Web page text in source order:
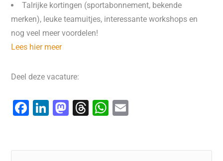
Talrijke kortingen (sportabonnement, bekende
merken), leuke teamuitjes, interessante workshops en
nog veel meer voordelen!
Lees hier meer
Deel deze vacature:
F
e
Li
e
M
o
T
a
W
s
l